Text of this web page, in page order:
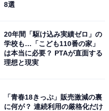
8選
20年間「駆け込み実績ゼロ」の
学校も…「こども110番の家」
は本当に必要？ PTAが直面する
理想と現実
「青春18きっぷ」販売激減の裏
に何が？ 連続利用の厳格化だけ